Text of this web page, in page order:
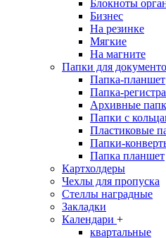
Блокноты
Бизнес
На резинке
Мягкие
На магните
Папки для
Папка-планшет
Папка-
Архивные
Папки с
Пластиковые
Папки-
Папка планшет
Картхолдеры
Чехлы для пропуска
Стеллы наградные
Закладки
Календари +
квартальные